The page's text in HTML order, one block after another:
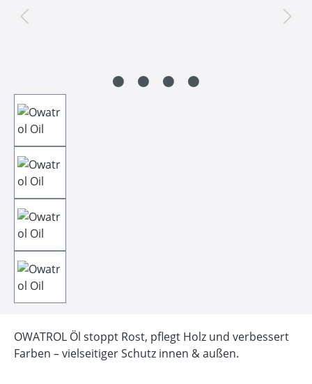
OWATROL Öl stoppt Rost, pflegt Holz und verbessert
Farben – vielseitiger Schutz innen & außen.